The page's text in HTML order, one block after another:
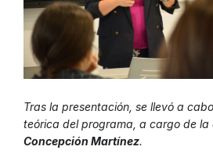
Tras la presentación, se llevó a
teórica del programa, a cargo de la
Concepción Martínez.